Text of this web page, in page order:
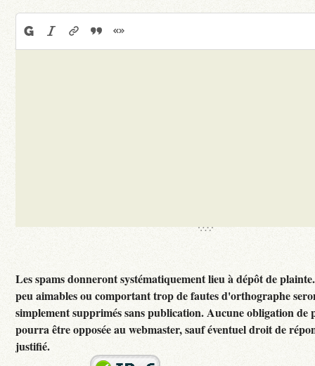
Les spams donneront systématiquement lieu à dépôt de plainte.
peu aimables ou comportant trop de fautes d'orthographe
simplement supprimés sans publication. Aucune obligation de
pourra être opposée au webmaster, sauf éventuel droit de
justifié.